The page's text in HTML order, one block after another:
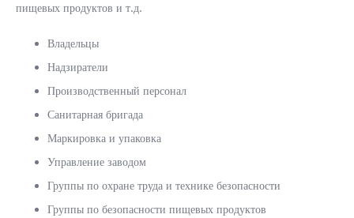
пищевых продуктов и т.д.
Владельцы
Надзиратели
Производственный персонал
Санитарная бригада
Маркировка и упаковка
Управление заводом
Группы по охране труда и технике безопасности
Группы по безопасности пищевых продуктов